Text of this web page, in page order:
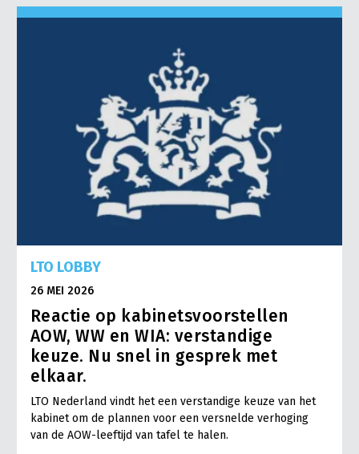
LTO LOBBY
26 MEI 2026
Reactie op kabinetsvoorstellen
AOW, WW en WIA: verstandige
keuze. Nu snel in gesprek met
elkaar.
LTO Nederland vindt het een verstandige keuze van het
kabinet om de plannen voor een versnelde verhoging
van de AOW-leeftijd van tafel te halen.